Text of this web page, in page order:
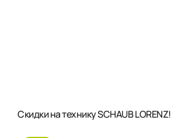
Скидки на технику SCHAUB LORENZ!